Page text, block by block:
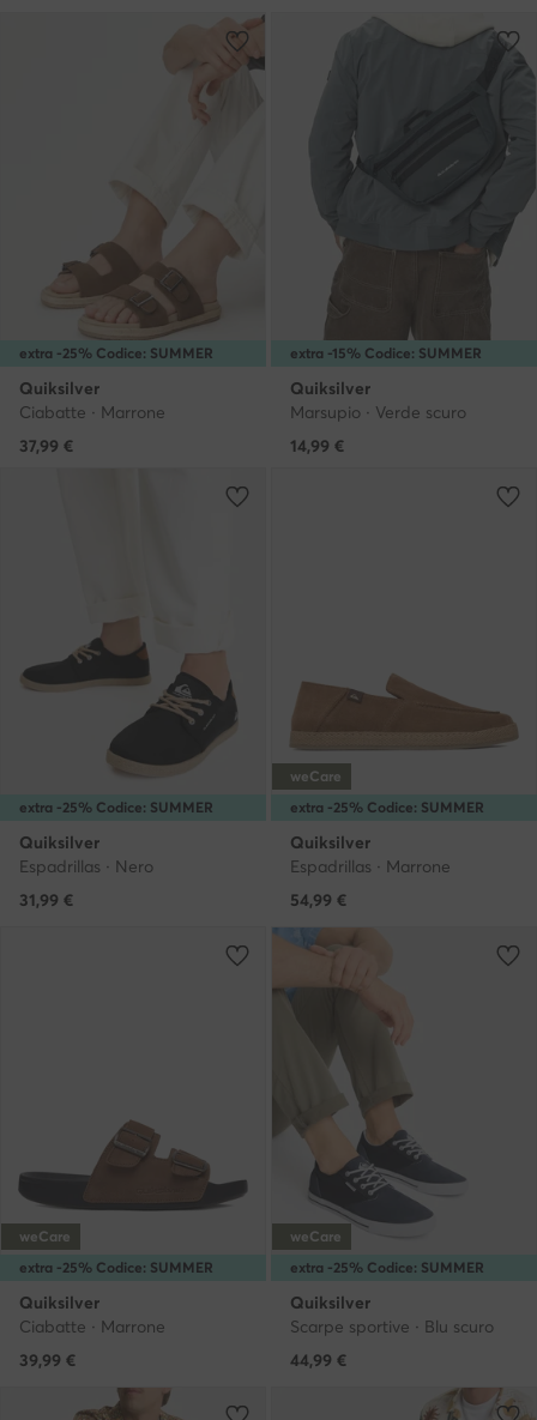
extra -25% Codice: SUMMER
Quiksilver
Ciabatte · Marrone
37,99 €
extra -15% Codice: SUMMER
Quiksilver
Marsupio · Verde scuro
14,99 €
extra -25% Codice: SUMMER
Quiksilver
Espadrillas · Nero
31,99 €
extra -25% Codice: SUMMER
weCare
Quiksilver
Espadrillas · Marrone
54,99 €
extra -25% Codice: SUMMER
weCare
Quiksilver
Ciabatte · Marrone
39,99 €
extra -25% Codice: SUMMER
weCare
Quiksilver
Scarpe sportive · Blu scuro
44,99 €